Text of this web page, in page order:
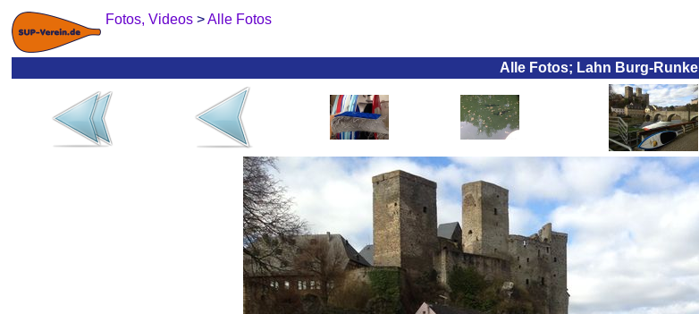
Fotos, Videos >Alle Fotos
Alle Fotos; Lahn Burg-Runkel